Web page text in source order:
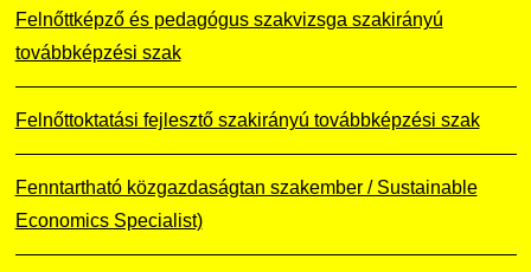
Felnőttképző és pedagógus szakvizsga szakirányú
továbbképzési szak
Felnőttoktatási fejlesztő szakirányú továbbképzési szak
Fenntartható közgazdaságtan szakember / Sustainable
Economics Specialist)